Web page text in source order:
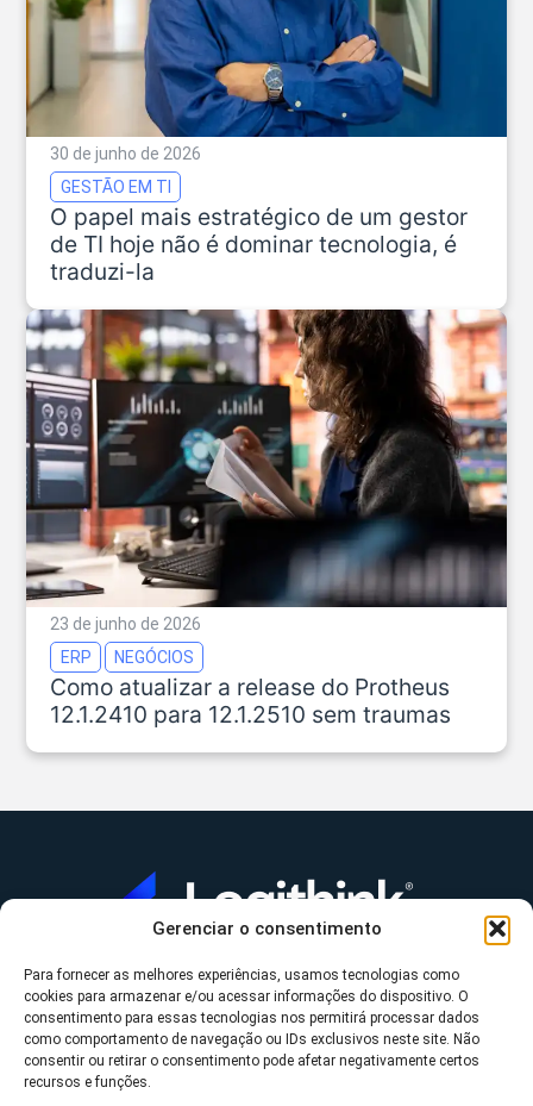
Gerenciar o consentimento
Para fornecer as melhores experiências, usamos tecnologias como
cookies para armazenar e/ou acessar informações do dispositivo. O
consentimento para essas tecnologias nos permitirá processar dados
como comportamento de navegação ou IDs exclusivos neste site. Não
consentir ou retirar o consentimento pode afetar negativamente certos
recursos e funções.
30 de junho de 2026
GESTÃO EM TI
O papel mais estratégico de um gestor
de TI hoje não é dominar tecnologia, é
traduzi-la
23 de junho de 2026
ERP
NEGÓCIOS
Como atualizar a release do Protheus
12.1.2410 para 12.1.2510 sem traumas
A Logithink
O que fazemos
Contato